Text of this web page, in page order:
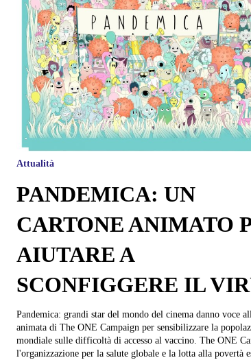
Attualità
PANDEMICA: UN
CARTONE ANIMATO
AIUTARE A
SCONFIGGERE IL
Pandemica: grandi star del mondo del cinema danno voce
animata di The ONE Campaign per sensibilizzare la
mondiale sulle difficoltà di accesso al vaccino. The ONE Campaign,
l'organizzazione per la salute globale e la lotta alla povertà